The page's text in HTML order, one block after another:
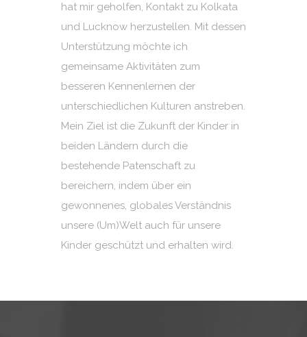
hat mir geholfen, Kontakt zu Kolkata
und Lucknow herzustellen. Mit dessen
Unterstützung möchte ich
gemeinsame Aktivitäten zum
besseren Kennenlernen der
unterschiedlichen Kulturen anstreben.
Mein Ziel ist die Zukunft der Kinder in
beiden Ländern durch die
bestehende Patenschaft zu
bereichern, indem über ein
gewonnenes, globales Verständnis
unsere (Um)Welt auch für unsere
Kinder geschützt und erhalten wird.